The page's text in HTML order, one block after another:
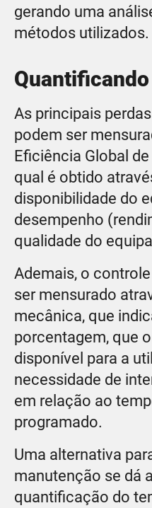
gerando uma
métodos utilizados.
As principais
podem ser
Eficiência Global
qual é obtido
disponibilidade do
desempenho
qualidade do
Ademais, o
ser mensurado
mecânica, que
porcentagem, que
disponível para a
necessidade de
em relação ao
programado.
Uma alternativa
manutenção se dá
quantificação do